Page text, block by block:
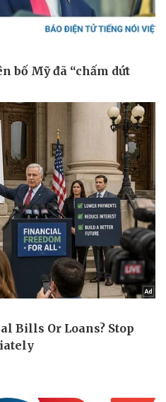
Công nghệ
Tin Công nghệ
Trải nghiệm
Chuyển đổi số